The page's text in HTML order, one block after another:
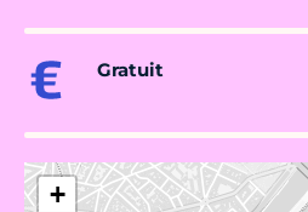
Gratuit
+